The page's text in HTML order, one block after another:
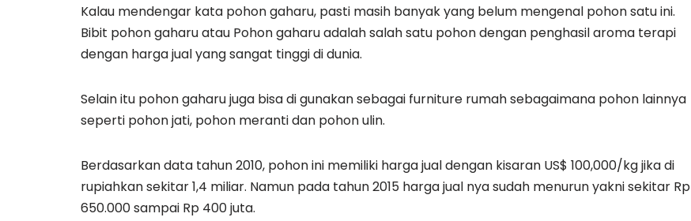
Kalau mendengar kata pohon gaharu, pasti masih banyak yang belum mengenal pohon satu ini.
Bibit pohon gaharu atau Pohon gaharu adalah salah satu pohon dengan penghasil aroma terapi
dengan harga jual yang sangat tinggi di dunia.
Selain itu pohon gaharu juga bisa di gunakan sebagai furniture rumah sebagaimana pohon lainnya
seperti pohon jati, pohon meranti dan pohon ulin.
Berdasarkan data tahun 2010, pohon ini memiliki harga jual dengan kisaran US$ 100,000/kg jika di
rupiahkan sekitar 1,4 miliar. Namun pada tahun 2015 harga jual nya sudah menurun yakni sekitar Rp
650.000 sampai Rp 400 juta.